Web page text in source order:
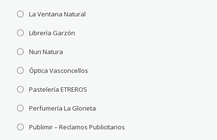
La Ventana Natural
Librería Garzón
Nuri Natura
Óptica Vasconcellos
Pastelería ETREROS
Perfumería La Glorieta
Publimir – Reclamos Publicitarios